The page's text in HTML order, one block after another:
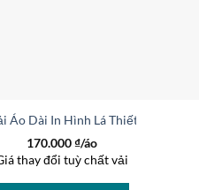
Áo Dài In Hình Lá Thiết Kế 2026
170.000₫/áo
thay đổi tuỳ chất vải